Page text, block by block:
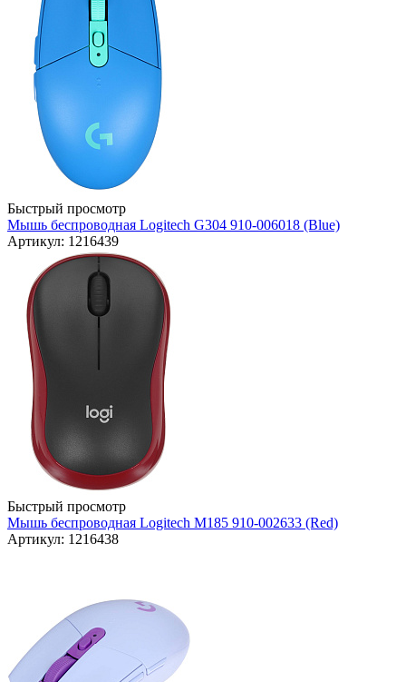
Быстрый просмотр
Мышь беспроводная Logitech G304 910-006018 (Blue)
Артикул: 1216439
Быстрый просмотр
Мышь беспроводная Logitech M185 910-002633 (Red)
Артикул: 1216438